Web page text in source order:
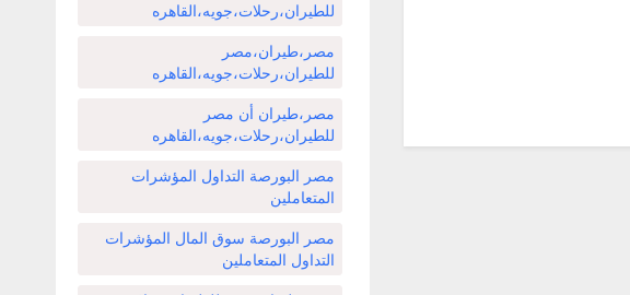
للطيران،رحلات،جويه،القاهره
مصر،طيران،مصر
للطيران،رحلات،جويه،القاهره
مصر،طيران أن مصر
للطيران،رحلات،جويه،القاهره
مصر البورصة التداول المؤشرات
المتعاملين
مصر البورصة سوق المال المؤشرات
التداول المتعاملين